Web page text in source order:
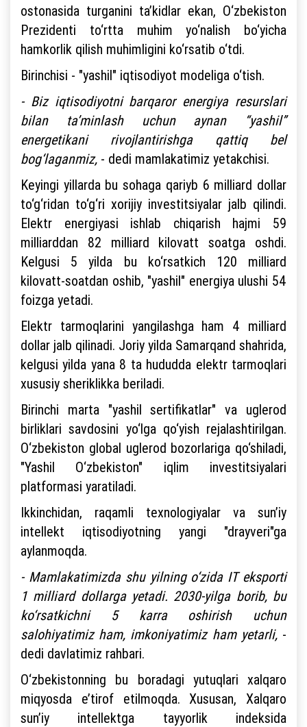
ostonasida turganini ta’kidlar ekan, O‘zbekiston
Prezidenti to‘rtta muhim yo‘nalish bo‘yicha
hamkorlik qilish muhimligini ko‘rsatib o‘tdi.
Birinchisi - "yashil" iqtisodiyot modeliga o‘tish.
- Biz iqtisodiyotni barqaror energiya resurslari
bilan ta’minlash uchun aynan “yashil”
energetikani rivojlantirishga qattiq bel
bog‘laganmiz, - dedi mamlakatimiz yetakchisi.
Keyingi yillarda bu sohaga qariyb 6 milliard dollar
to‘g‘ridan to‘g‘ri xorijiy investitsiyalar jalb qilindi.
Elektr energiyasi ishlab chiqarish hajmi 59
milliarddan 82 milliard kilovatt soatga oshdi.
Kelgusi 5 yilda bu ko‘rsatkich 120 milliard
kilovatt-soatdan oshib, "yashil" energiya ulushi 54
foizga yetadi.
Elektr tarmoqlarini yangilashga ham 4 milliard
dollar jalb qilinadi. Joriy yilda Samarqand shahrida,
kelgusi yilda yana 8 ta hududda elektr tarmoqlari
xususiy sheriklikka beriladi.
Birinchi marta "yashil sertifikatlar" va uglerod
birliklari savdosini yo‘lga qo‘yish rejalashtirilgan.
O‘zbekiston global uglerod bozorlariga qo‘shiladi,
"Yashil O‘zbekiston" iqlim investitsiyalari
platformasi yaratiladi.
Ikkinchidan, raqamli texnologiyalar va sun’iy
intellekt iqtisodiyotning yangi "drayveri"ga
aylanmoqda.
- Mamlakatimizda shu yilning o‘zida IT eksporti
1 milliard dollarga yetadi. 2030-yilga borib, bu
ko‘rsatkichni 5 karra oshirish uchun
salohiyatimiz ham, imkoniyatimiz ham yetarli, -
dedi davlatimiz rahbari.
O‘zbekistonning bu boradagi yutuqlari xalqaro
miqyosda e’tirof etilmoqda. Xususan, Xalqaro
sun’iy intellektga tayyorlik indeksida